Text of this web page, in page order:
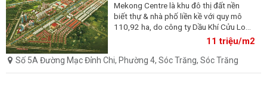
Mekong Centre là khu đô thị đất nền
biết thự & nhà phố liền kề với quy mô
110,92 ha, do công ty Dầu Khí Cửu Long
làm chủ đầu tư, giá bán dự án Mekong
11 triệu/m2
Số 5A Đường Mạc Đỉnh Chi, Phường 4, Sóc Trăng, Sóc Trăng